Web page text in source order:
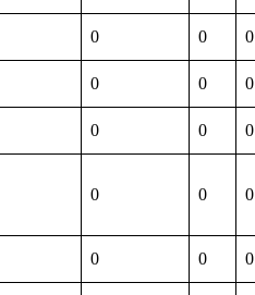
0 0 0
0 0 0
0 0 0
0 0 0
0 0 0